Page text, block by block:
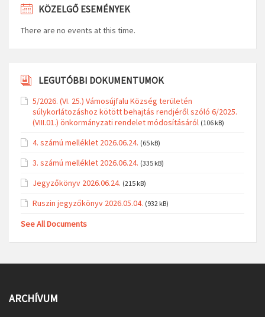
KÖZELGŐ ESEMÉNYEK
There are no events at this time.
LEGUTÓBBI DOKUMENTUMOK
5/2026. (VI. 25.) Vámosújfalu Község területén
súlykorlátozáshoz kötött behajtás rendjéről szóló 6/2025.
(VIII.01.) önkormányzati rendelet módosításáról (106 kB)
4. számú melléklet 2026.06.24. (65 kB)
3. számú melléklet 2026.06.24. (335 kB)
Jegyzőkönyv 2026.06.24. (215 kB)
Ruszin jegyzőkönyv 2026.05.04. (932 kB)
See All Documents
ARCHÍVUM